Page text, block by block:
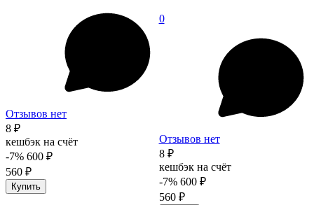
Отзывов нет
8 ₽
кешбэк на счёт
-7% 600 ₽
560 ₽
Купить
0
Отзывов нет
8 ₽
кешбэк на счёт
-7% 600 ₽
560 ₽